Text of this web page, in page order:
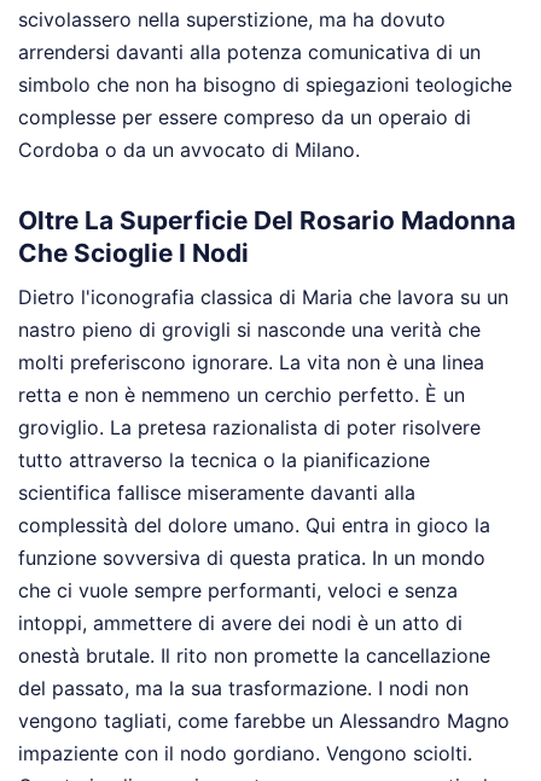
scivolassero nella superstizione, ma ha dovuto
arrendersi davanti alla potenza comunicativa di un
simbolo che non ha bisogno di spiegazioni teologiche
complesse per essere compreso da un operaio di
Cordoba o da un avvocato di Milano.
Oltre La Superficie Del Rosario Madonna
Che Scioglie I Nodi
Dietro l'iconografia classica di Maria che lavora su un
nastro pieno di grovigli si nasconde una verità che
molti preferiscono ignorare. La vita non è una linea
retta e non è nemmeno un cerchio perfetto. È un
groviglio. La pretesa razionalista di poter risolvere
tutto attraverso la tecnica o la pianificazione
scientifica fallisce miseramente davanti alla
complessità del dolore umano. Qui entra in gioco la
funzione sovversiva di questa pratica. In un mondo
che ci vuole sempre performanti, veloci e senza
intoppi, ammettere di avere dei nodi è un atto di
onestà brutale. Il rito non promette la cancellazione
del passato, ma la sua trasformazione. I nodi non
vengono tagliati, come farebbe un Alessandro Magno
impaziente con il nodo gordiano. Vengono sciolti.